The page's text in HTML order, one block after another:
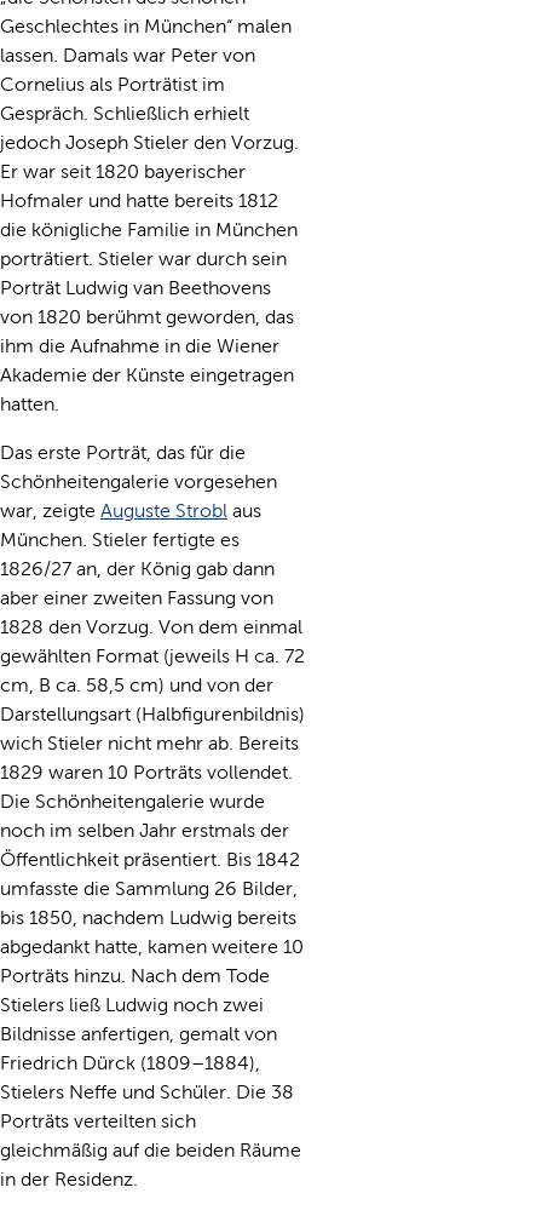
Geschlechtes in München“ malen
lassen. Damals war Peter von
Cornelius als Porträtist im
Gespräch. Schließlich erhielt
jedoch Joseph Stieler den Vorzug.
Er war seit 1820 bayerischer
Hofmaler und hatte bereits 1812
die königliche Familie in München
porträtiert. Stieler war durch sein
Porträt Ludwig van Beethovens
von 1820 berühmt geworden, das
ihm die Aufnahme in die Wiener
Akademie der Künste eingetragen
hatten.
Das erste Porträt, das für die
Schönheitengalerie vorgesehen
war, zeigte Auguste Strobl aus
München. Stieler fertigte es
1826/27 an, der König gab dann
aber einer zweiten Fassung von
1828 den Vorzug. Von dem einmal
gewählten Format (jeweils H ca. 72
cm, B ca. 58,5 cm) und von der
Darstellungsart (Halbfigurenbildnis)
wich Stieler nicht mehr ab. Bereits
1829 waren 10 Porträts vollendet.
Die Schönheitengalerie wurde
noch im selben Jahr erstmals der
Öffentlichkeit präsentiert. Bis 1842
umfasste die Sammlung 26 Bilder,
bis 1850, nachdem Ludwig bereits
abgedankt hatte, kamen weitere 10
Porträts hinzu. Nach dem Tode
Stielers ließ Ludwig noch zwei
Bildnisse anfertigen, gemalt von
Friedrich Dürck (1809–1884),
Stielers Neffe und Schüler. Die 38
Porträts verteilten sich
gleichmäßig auf die beiden Räume
in der Residenz.